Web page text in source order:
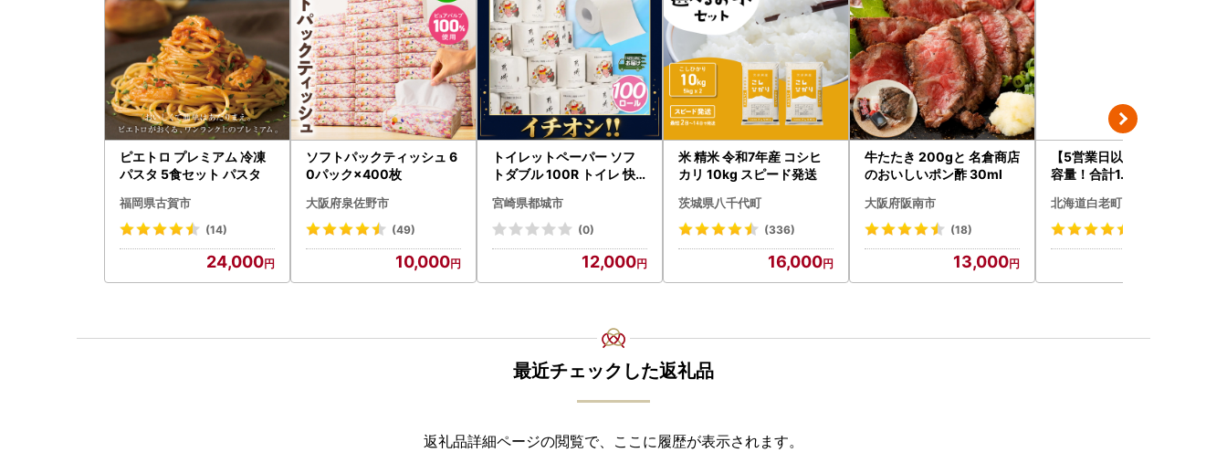
ピエトロ プレミアム 冷凍
パスタ 5食セット パスタ
福岡県古賀市
(14)
24,000
ソフトパックティッシュ 6
0パック×400枚
大阪府泉佐野市
(49)
10,000
トイレットペーパー ソフ
トダブル 100R トイレ 快
宮崎県都城市
(0)
12,000
米 精米 令和7年産 コシヒ
カリ 10kg スピード発送
茨城県八千代町
(336)
16,000
牛たたき 200gと 名倉商店
のおいしいポン酢 30ml
大阪府阪南市
(18)
13,000
【5営業日以内発送】★大
容量！合計1.65kg！★訳
ーグ(110ｇ5枚入）×3 AG
058
北海道白老町
最近チェックした返礼品
返礼品詳細ページの閲覧で、ここに履歴が表示されます。